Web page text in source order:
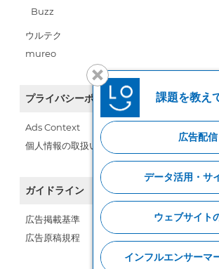
Buzz
ウルテク
mureo
プライバシーポリシー
Ads Context
個人情報の取扱い
ガイドライン
広告掲載基準
広告原稿規程
課題を教え
広告配信
データ活用・サ
ウェブサイト
インフルエンサーマ